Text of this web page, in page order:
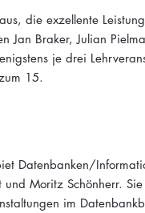
die exzellente
Jan Braker, Julian
je drei
15.
Datenbanken/
Moritz Schönherr.
im